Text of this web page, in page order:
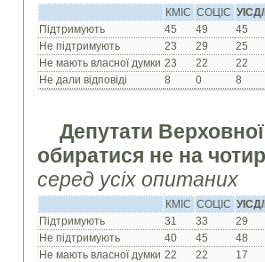
КМІС СОЦІС
Підтримують
45 49 45
Не підтримують
23 29 25
Не мають власної думки 23 22 22
Не дали відповіді
8 0 8
Депутати
обиратися не на
серед усіх опитаних
КМІС СОЦІС
Підтримують
31 33 29
Не підтримують
40 45 48
Не мають власної думки 22 22 17